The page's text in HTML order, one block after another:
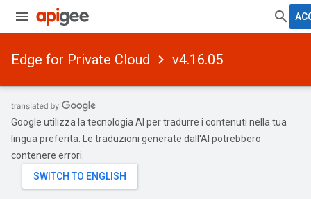
Edge for Private Cloud v4.16.05
Google utilizza la tecnologia AI per tradurre i contenuti nella tua
lingua preferita. Le traduzioni generate dall'AI potrebbero
contenere errori.